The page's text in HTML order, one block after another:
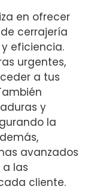
en ofrecer
cerrajería
eficiencia.
urgentes,
a tus
y
la
avanzados
las
cliente.